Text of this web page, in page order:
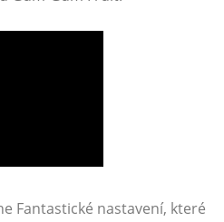
Fantastické nastavení, které